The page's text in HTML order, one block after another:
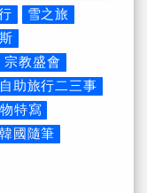
雪之旅
宗教盛會
自助旅行二三事
特寫
韓國隨筆